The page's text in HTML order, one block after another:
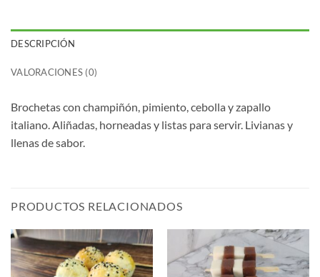
DESCRIPCIÓN
VALORACIONES (0)
Brochetas con champiñón, pimiento, cebolla y zapallo
italiano. Aliñadas, horneadas y listas para servir. Livianas y
llenas de sabor.
PRODUCTOS RELACIONADOS